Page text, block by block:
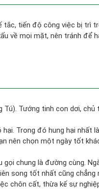
tắc, tiến độ công việc bị trì
về mọi mặt, nên tránh để
Tú). Tướng tinh con dơi, chủ
Trong đó hung hại nhất
nên chọn một ngày tốt
chung là đường cùng.
song tốt nhất cũng chẳng
chôn cất, thừa kế sự